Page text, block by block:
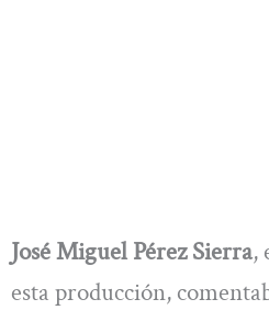
José Miguel Pérez Sierra,
esta producción,